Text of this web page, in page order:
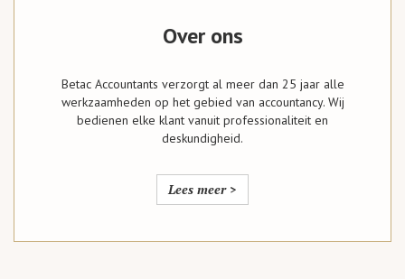
Over ons
Betac Accountants verzorgt al meer dan 25 jaar alle
werkzaamheden op het gebied van accountancy. Wij
bedienen elke klant vanuit professionaliteit en
deskundigheid.
Lees meer >